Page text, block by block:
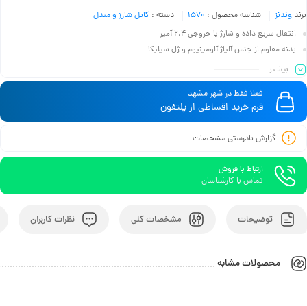
برندوندنز شناسه محصول : 1570 دسته : کابل شارژ و مبدل
انتقال سریع داده و شارژ با خروجی 2.4 آمپر
بدنه مقاوم از جنس آلیاژ آلومینیوم و ژل سیلیکا
طول 1 متری مناسب برای استفاده روزمره
طراحی بادوام و منعطف برای جلوگیری از گره خوردگی
سازگار با انواع دستگاه‌های مجهز به پورت میکرو USB
بیشـتر
فعلا فقط در شهر مشهد
فرم خرید اقساطی از پلتفون
گزارش نادرستی مشخصات
ارتباط با فروش
تماس با کارشناسان
توضیحات مشخصات کلی نظرات کاربران
محصولات مشابه